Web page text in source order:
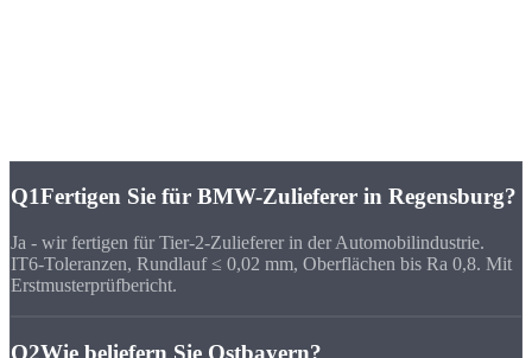
Q1Fertigen Sie für BMW-Zulieferer in Regensburg?
Ja - wir fertigen für Tier-2-Zulieferer in der Automobilindustrie.
IT6-Toleranzen, Rundlauf ≤ 0,02 mm, Oberflächen bis Ra 0,8. Mit
Erstmusterprüfbericht.
Q2Wie beliefern Sie Ostbayern?